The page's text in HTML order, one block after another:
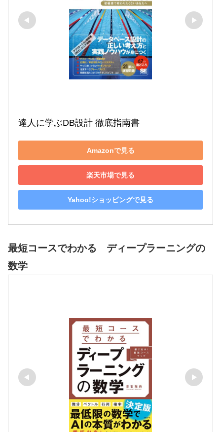
達人に学ぶDB設計 徹底指南書
Amazonで見る
楽天市場で見る
Yahoo!ショッピングで見る
最短コースでわかる ディープラーニングの
数学